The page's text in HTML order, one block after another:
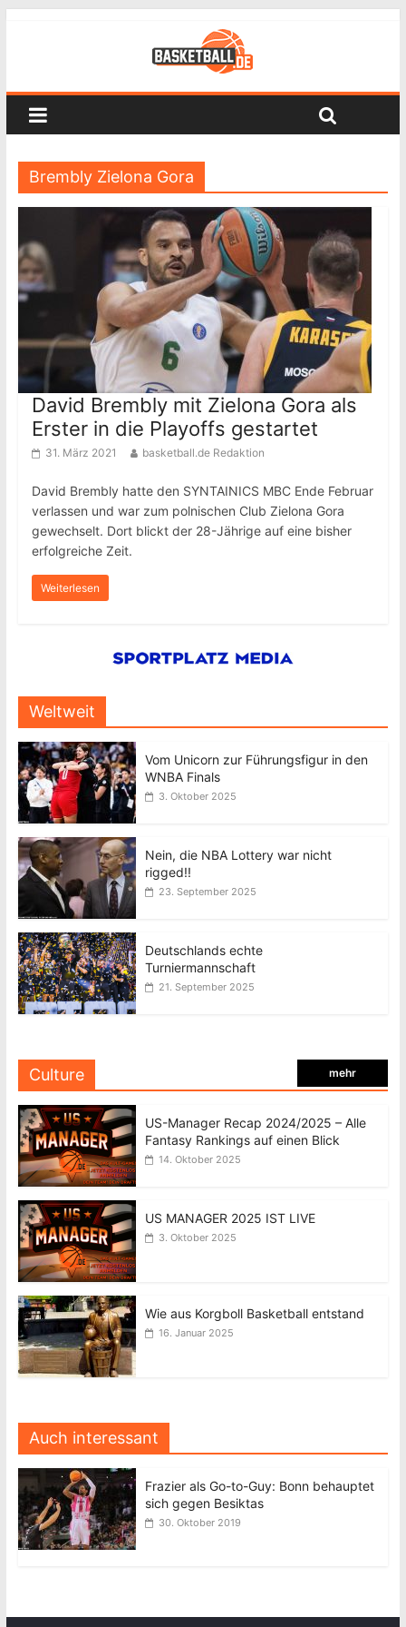
Brembly Zielona Gora
David Brembly mit Zielona Gora als
Erster in die Playoffs gestartet
31. März 2021 basketball.de Redaktion
David Brembly hatte den SYNTAINICS MBC Ende Februar
verlassen und war zum polnischen Club Zielona Gora
gewechselt. Dort blickt der 28-Jährige auf eine bisher
erfolgreiche Zeit.
Weiterlesen
Weltweit
Vom Unicorn zur Führungsfigur in den
WNBA Finals
3. Oktober 2025
Nein, die NBA Lottery war nicht
rigged!!
23. September 2025
Deutschlands echte
Turniermannschaft
21. September 2025
Culture mehr
US-Manager Recap 2024/2025 – Alle
Fantasy Rankings auf einen Blick
14. Oktober 2025
US MANAGER 2025 IST LIVE
3. Oktober 2025
Wie aus Korgboll Basketball entstand
16. Januar 2025
Auch interessant
Frazier als Go-to-Guy: Bonn behauptet
sich gegen Besiktas
30. Oktober 2019